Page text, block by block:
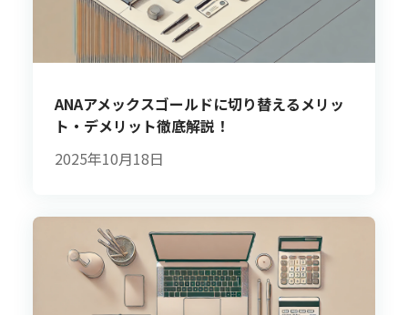
ANAアメックスゴールドに切り替えるメリッ
ト・デメリット徹底解説！
2025年10月18日